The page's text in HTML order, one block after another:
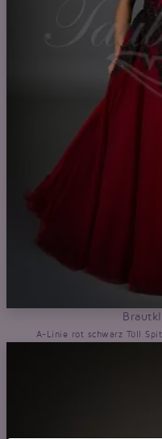
A-Linie rot schwarz Tüll